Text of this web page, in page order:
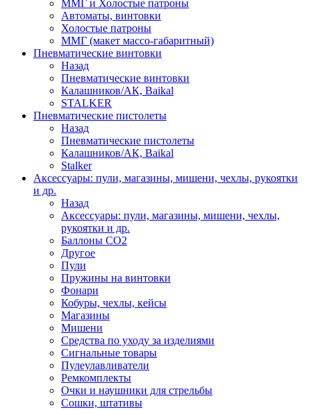
ММГ и Холостые патроны
Автоматы, винтовки
Холостые патроны
ММГ (макет массо-габаритный)
Пневматические винтовки
Назад
Пневматические винтовки
Калашников/АК, Baikal
STALKER
Пневматические пистолеты
Назад
Пневматические пистолеты
Калашников/АК, Baikal
Stalker
Аксессуары: пули, магазины, мишени, чехлы, рукоятки
и др.
Назад
Аксессуары: пули, магазины, мишени, чехлы,
рукоятки и др.
Баллоны CO2
Другое
Пули
Пружины на винтовки
Фонари
Кобуры, чехлы, кейсы
Магазины
Мишени
Средства по уходу за изделиями
Сигнальные товары
Пулеулавливатели
Ремкомплекты
Очки и наушники для стрельбы
Сошки, штативы